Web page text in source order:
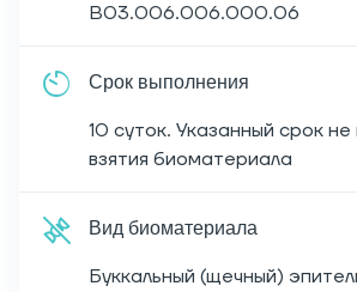
B03.006.006.000.06
Срок выполнения
10 суток. Указанный срок
взятия биоматериала
Вид биоматериала
Буккальный (щечный)